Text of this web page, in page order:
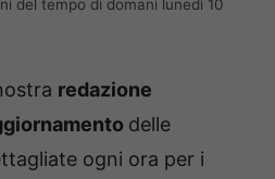
del tempo di domani lunedì 10
redazione
delle
ogni ora per i